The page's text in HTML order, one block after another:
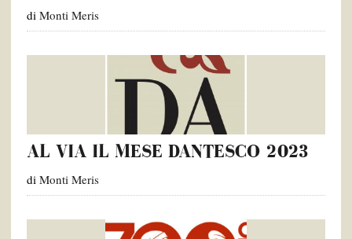
di Monti Meris
AL VIA IL MESE DANTESCO 2023
di Monti Meris